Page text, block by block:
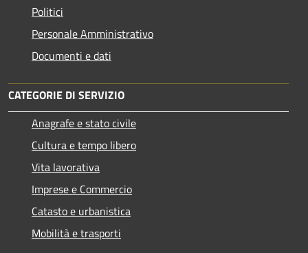
Politici
Personale Amministrativo
Documenti e dati
CATEGORIE DI SERVIZIO
Anagrafe e stato civile
Cultura e tempo libero
Vita lavorativa
Imprese e Commercio
Catasto e urbanistica
Mobilità e trasporti